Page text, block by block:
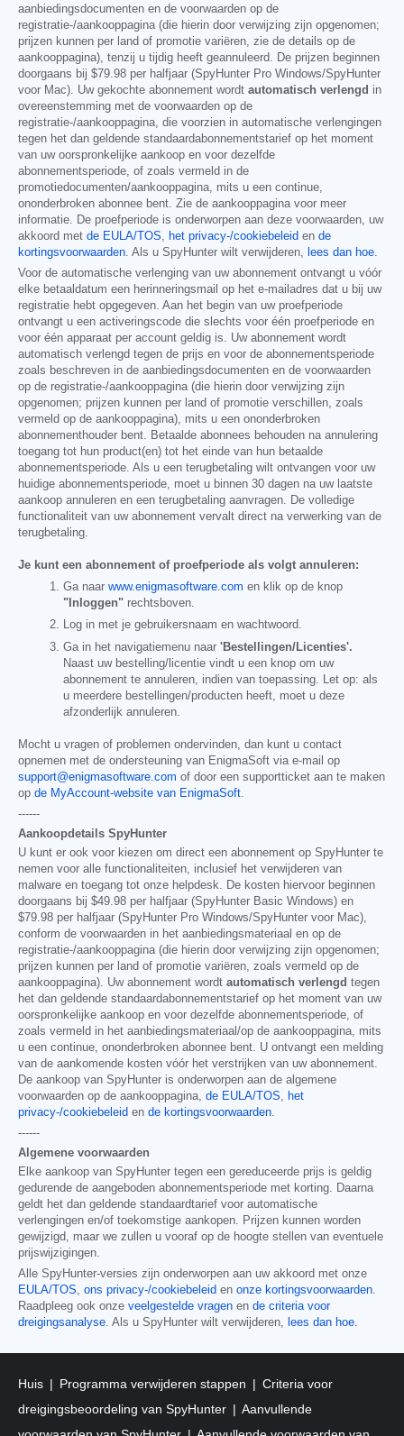
aanbiedingsdocumenten en de voorwaarden op de
registratie-/aankooppagina (die hierin door verwijzing zijn opgenomen;
prijzen kunnen per land of promotie variëren, zie de details op de
aankooppagina), tenzij u tijdig heeft geannuleerd. De prijzen beginnen
doorgaans bij $79.98 per halfjaar (SpyHunter Pro Windows/SpyHunter
voor Mac). Uw gekochte abonnement wordt automatisch verlengd in
overeenstemming met de voorwaarden op de
registratie-/aankooppagina, die voorzien in automatische verlengingen
tegen het dan geldende standaardabonnementstarief op het moment
van uw oorspronkelijke aankoop en voor dezelfde
abonnementsperiode, of zoals vermeld in de
promotiedocumenten/aankooppagina, mits u een continue,
ononderbroken abonnee bent. Zie de aankooppagina voor meer
informatie. De proefperiode is onderworpen aan deze voorwaarden, uw
akkoord met de EULA/TOS, het privacy-/cookiebeleid en de
kortingsvoorwaarden. Als u SpyHunter wilt verwijderen, lees dan hoe.
Voor de automatische verlenging van uw abonnement ontvangt u vóór
elke betaaldatum een herinneringsmail op het e-mailadres dat u bij uw
registratie hebt opgegeven. Aan het begin van uw proefperiode
ontvangt u een activeringscode die slechts voor één proefperiode en
voor één apparaat per account geldig is. Uw abonnement wordt
automatisch verlengd tegen de prijs en voor de abonnementsperiode
zoals beschreven in de aanbiedingsdocumenten en de voorwaarden
op de registratie-/aankooppagina (die hierin door verwijzing zijn
opgenomen; prijzen kunnen per land of promotie verschillen, zoals
vermeld op de aankooppagina), mits u een ononderbroken
abonnementhouder bent. Betaalde abonnees behouden na annulering
toegang tot hun product(en) tot het einde van hun betaalde
abonnementsperiode. Als u een terugbetaling wilt ontvangen voor uw
huidige abonnementsperiode, moet u binnen 30 dagen na uw laatste
aankoop annuleren en een terugbetaling aanvragen. De volledige
functionaliteit van uw abonnement vervalt direct na verwerking van de
terugbetaling.
Je kunt een abonnement of proefperiode als volgt annuleren:
Ga naar www.enigmasoftware.com en klik op de knop
"Inloggen" rechtsboven.
Log in met je gebruikersnaam en wachtwoord.
Ga in het navigatiemenu naar 'Bestellingen/Licenties'.
Naast uw bestelling/licentie vindt u een knop om uw
abonnement te annuleren, indien van toepassing. Let op: als
u meerdere bestellingen/producten heeft, moet u deze
afzonderlijk annuleren.
Mocht u vragen of problemen ondervinden, dan kunt u contact
opnemen met de ondersteuning van EnigmaSoft via e-mail op
support@enigmasoftware.com of door een supportticket aan te maken
op de MyAccount-website van EnigmaSoft
------
Aankoopdetails SpyHunter
U kunt er ook voor kiezen om direct een abonnement op SpyHunter te
nemen voor alle functionaliteiten, inclusief het verwijderen van
malware en toegang tot onze helpdesk. De kosten hiervoor beginnen
doorgaans bij $49.98 per halfjaar (SpyHunter Basic Windows) en
$79.98 per halfjaar (SpyHunter Pro Windows/SpyHunter voor Mac),
conform de voorwaarden in het aanbiedingsmateriaal en op de
registratie-/aankooppagina (die hierin door verwijzing zijn opgenomen;
prijzen kunnen per land of promotie variëren, zoals vermeld op de
aankooppagina). Uw abonnement wordt automatisch verlengd tegen
het dan geldende standaardabonnementstarief op het moment van uw
oorspronkelijke aankoop en voor dezelfde abonnementsperiode, of
zoals vermeld in het aanbiedingsmateriaal/op de aankooppagina, mits
u een continue, ononderbroken abonnee bent. U ontvangt een melding
van de aankomende kosten vóór het verstrijken van uw abonnement.
De aankoop van SpyHunter is onderworpen aan de algemene
voorwaarden op de aankooppagina, de EULA/TOS
het
privacy-/cookiebeleid en de kortingsvoorwaarden
------
Algemene voorwaarden
Elke aankoop van SpyHunter tegen een gereduceerde prijs is geldig
gedurende de aangeboden abonnementsperiode met korting. Daarna
geldt het dan geldende standaardtarief voor automatische
verlengingen en/of toekomstige aankopen. Prijzen kunnen worden
gewijzigd, maar we zullen u vooraf op de hoogte stellen van eventuele
prijswijzigingen.
Alle SpyHunter-versies zijn onderworpen aan uw akkoord met onze
EULA/TOS
ons privacy-/cookiebeleid en onze kortingsvoorwaarden
Raadpleeg ook onze veelgestelde vragen en de criteria voor
dreigingsanalyse . Als u SpyHunter wilt verwijderen, lees dan hoe
Huis Programma verwijderen stappen
Criteria voor
dreigingsbeoordeling van SpyHunter
Aanvullende